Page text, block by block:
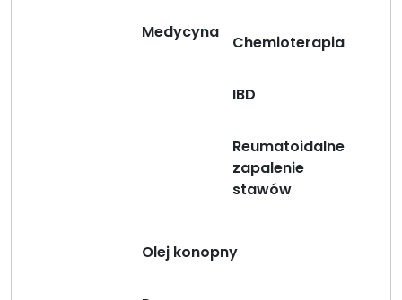
Medycyna
Chemioterapia
IBD
Reumatoidalne
zapalenie
stawów
Olej konopny